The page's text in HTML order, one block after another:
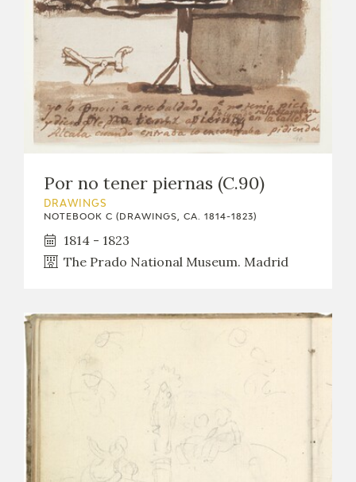
Por no tener piernas (C.90)
DRAWINGS
NOTEBOOK C (DRAWINGS, CA. 1814-1823)
1814 - 1823
The Prado National Museum. Madrid